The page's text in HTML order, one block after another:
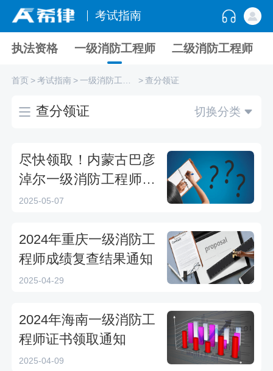
考试指南
执法资格 一级消防工程师 二级消防工程师
首页>考试指南> > 查分领证
查分领证 切换分类
尽快领取！内蒙古巴彦
淖尔一级消防工程师证
书领取温馨提醒
2025-05-07
2024年重庆一级消防工
程师成绩复查结果通知
2025-04-29
2024年海南一级消防工
程师证书领取通知
2025-04-09